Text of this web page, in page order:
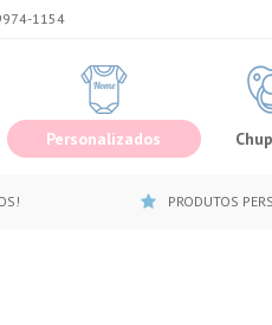
1154
Personalizados
PRODUTOS